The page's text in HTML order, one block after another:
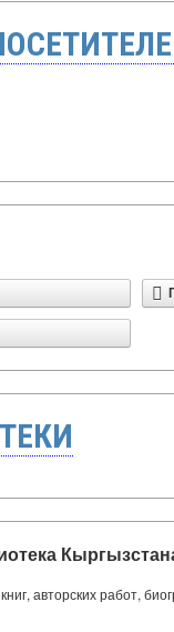
авторских работ,